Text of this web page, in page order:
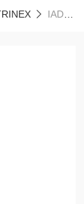
IADR-C23MP-NMS-A3瑞士CONTRINEX电感式传感器